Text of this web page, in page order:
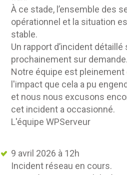
À ce stade, l’ensemble des
opérationnel et la situation
stable.
Un rapport d’incident
prochainement sur demande.
Notre équipe est
l'impact que cela a pu
et nous nous excusons
cet incident a occasionné.
L'équipe WPServeur
9 avril 2026 à 12h
Incident réseau en cours.